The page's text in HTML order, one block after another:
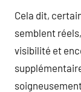
Cela dit,
semblent
visibilité et